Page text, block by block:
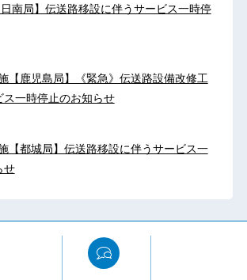
南局】伝送路移設に伴うサービス一時停
【鹿児島局】《緊急》伝送路設備改修工
ス一時停止のお知らせ
【都城局】伝送路移設に伴うサービス一
せ